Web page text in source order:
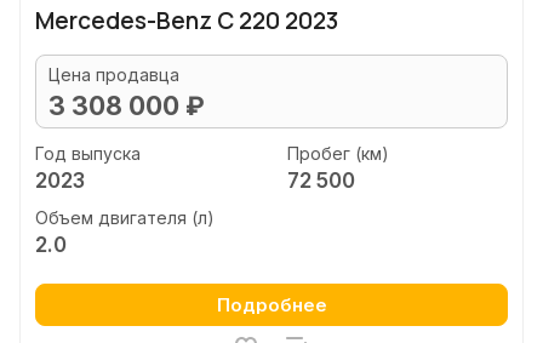
Mercedes-Benz C 220 2023
Цена продавца
3 308 000 ₽
Год выпуска
2023
Пробег (км)
72 500
Объем двигателя (л)
2.0
Подробнее